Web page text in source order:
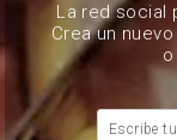
La red social
Crea un
Escribe tu